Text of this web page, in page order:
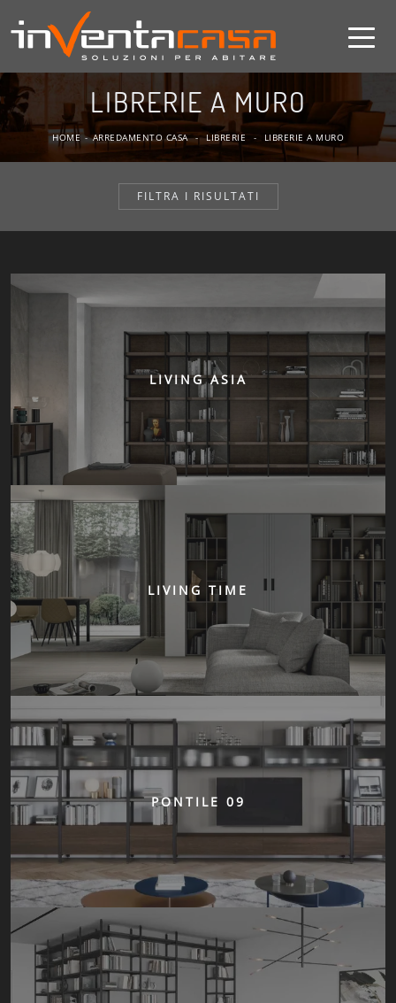
LIBRERIE A MURO
HOME - ARREDAMENTO CASA - LIBRERIE - LIBRERIE A MURO
FILTRA I RISULTATI
LIVING ASIA
LIVING TIME
PONTILE 09